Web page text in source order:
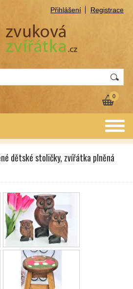
Přihlášení Registrace
0
dětské stoličky, zvířátka plněná